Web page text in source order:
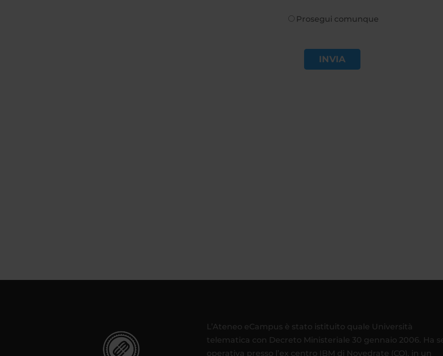
Prosegui comunque
L’Ateneo eCampus è stato istituito quale Università
telematica con Decreto Ministeriale 30 gennaio 2006. Ha
operativa presso l’ex centro IBM di Novedrate (CO), in un